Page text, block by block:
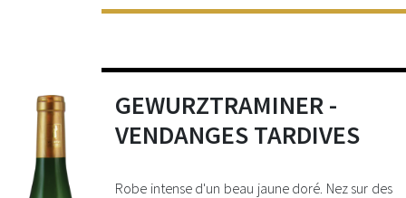
GEWURZTRAMINER -
VENDANGES TARDIVES
Robe intense d'un beau jaune doré. Nez sur des